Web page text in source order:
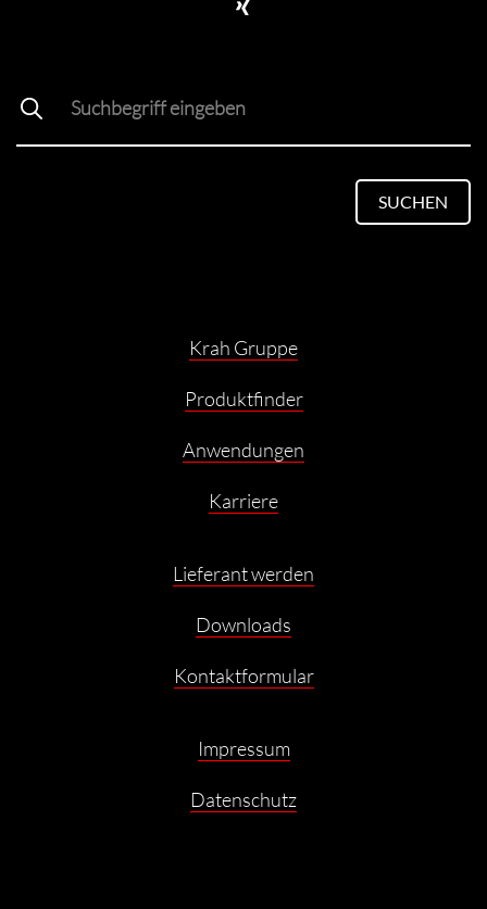
SUCHEN
Krah Gruppe
Produktfinder
Anwendungen
Karriere
Lieferant werden
Downloads
Kontaktformular
Impressum
Datenschutz